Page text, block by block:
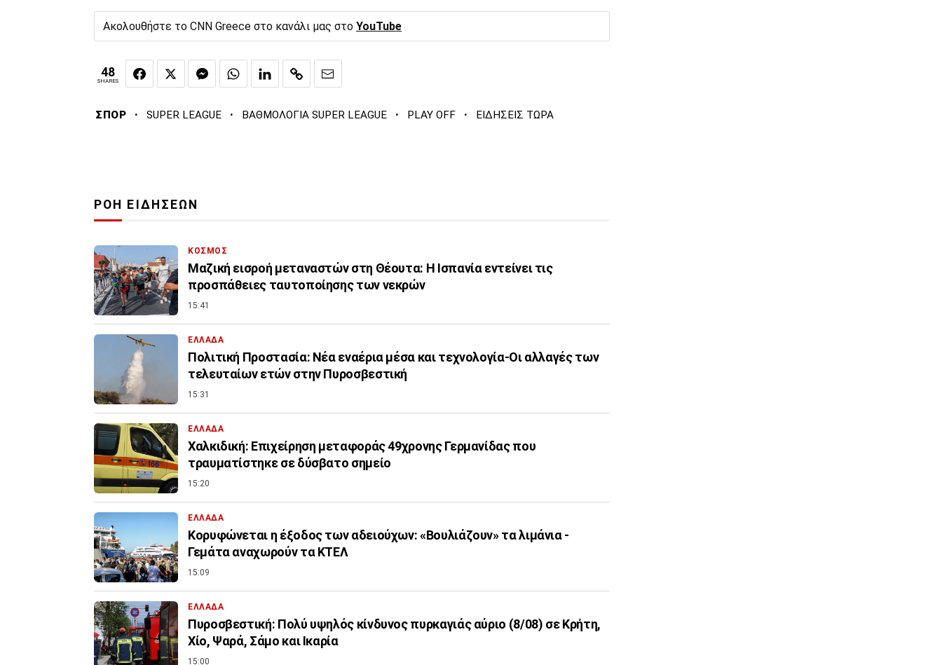
Ακολουθήστε το CNN Greece στο κανάλι μας στο YouTube
48
SHARES
ΣΠΟΡ · SUPER LEAGUE · ΒΑΘΜΟΛΟΓΙΑ SUPER LEAGUE · PLAY OFF · ΕΙΔΗΣΕΙΣ ΤΩΡΑ
ΡΟΗ ΕΙΔΗΣΕΩΝ
ΚΟΣΜΟΣ
Μαζική εισροή μεταναστών στη Θέουτα: Η Ισπανία εντείνει τις
προσπάθειες ταυτοποίησης των νεκρών
15:41
ΕΛΛΑΔΑ
Πολιτική Προστασία: Νέα εναέρια μέσα και τεχνολογία-Οι αλλαγές των
τελευταίων ετών στην Πυροσβεστική
15:31
ΕΛΛΑΔΑ
Χαλκιδική: Επιχείρηση μεταφοράς 49χρονης Γερμανίδας που
τραυματίστηκε σε δύσβατο σημείο
15:20
ΕΛΛΑΔΑ
Κορυφώνεται η έξοδος των αδειούχων: «Βουλιάζουν» τα λιμάνια -
Γεμάτα αναχωρούν τα ΚΤΕΛ
15:09
ΕΛΛΑΔΑ
Πυροσβεστική: Πολύ υψηλός κίνδυνος πυρκαγιάς αύριο (8/08) σε Κρήτη,
Χίο, Ψαρά, Σάμο και Ικαρία
15:00